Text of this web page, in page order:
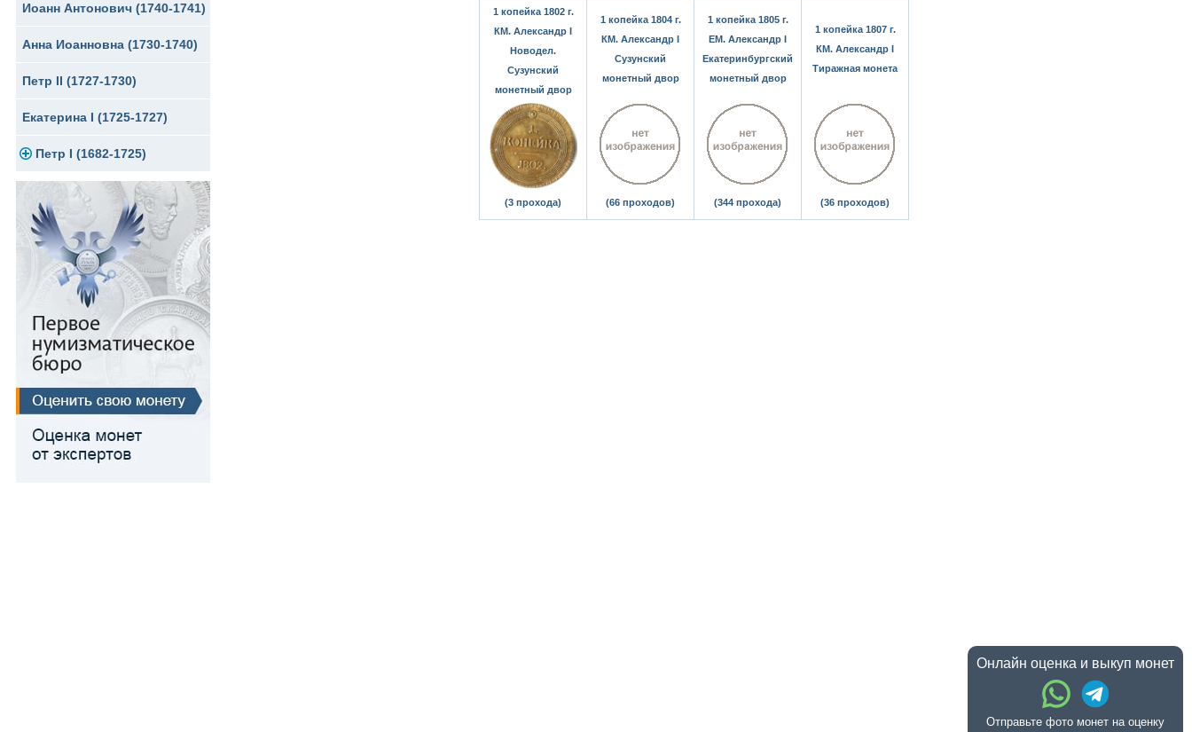
Онлайн оценка и выкуп монет
Отправьте фото монет на оценку
Медь
Сибирские монеты
Для Молдавии и Валахии
Таврические монеты
Золото
Серебро
Медь
Для Пруссии
Ливонезы
Альбертусталер
Иоанн Антонович (1740-1741)
Анна Иоанновна (1730-1740)
Петр II (1727-1730)
Екатерина I (1725-1727)
Петр I (1682-1725)
Золото
Серебро
Медь
Для Речи Посполитой
1 копейка 1802 г.
КМ. Александр I
Новодел.
Сузунский
монетный двор
(3 прохода)
1 копейка 1804 г.
КМ. Александр I
Сузунский
монетный двор
(66 проходов)
1 копейка 1805 г.
ЕМ. Александр I
Екатеринбургский
монетный двор
(344 прохода)
1 копейка 1807 г.
КМ. Александр I
Тиражная монета
(36 проходов)